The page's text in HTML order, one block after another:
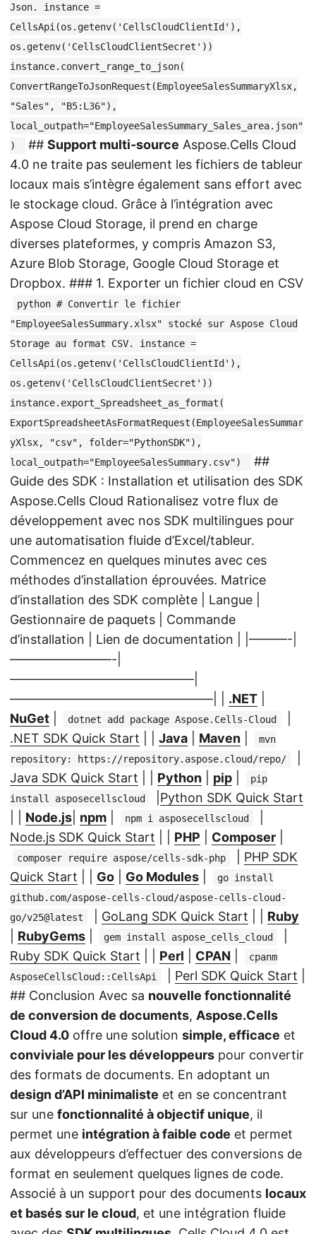
Json. instance =
CellsApi(os.getenv('CellsCloudClientId'),
os.getenv('CellsCloudClientSecret'))
instance.convert_range_to_json(
ConvertRangeToJsonRequest(EmployeeSalesSummaryXlsx,
"Sales", "B5:L36"),
local_outpath="EmployeeSalesSummary_Sales_area.json"
)
## Support multi-source Aspose.Cells Cloud
4.0 ne traite pas seulement les fichiers de tableur
locaux mais s’intègre également sans effort avec
le stockage cloud. Grâce à l’intégration avec
Aspose Cloud Storage, il prend en charge
diverses plateformes, y compris Amazon S3,
Azure Blob Storage, Google Cloud Storage et
Dropbox. ### 1. Exporter un fichier cloud en CSV
python # Convertir le fichier
"EmployeeSalesSummary.xlsx" stocké sur Aspose Cloud
Storage au format CSV. instance =
CellsApi(os.getenv('CellsCloudClientId'),
os.getenv('CellsCloudClientSecret'))
instance.export_Spreadsheet_as_format(
ExportSpreadsheetAsFormatRequest(EmployeeSalesSummar
yXlsx, "csv", folder="PythonSDK"),
local_outpath="EmployeeSalesSummary.csv")
##
Guide des SDK : Installation et utilisation des SDK
Aspose.Cells Cloud Rationalisez votre flux de
développement avec nos SDK multilingues pour
une automatisation fluide d’Excel/tableur.
Commencez en quelques minutes avec ces
méthodes d’installation éprouvées. Matrice
d’installation des SDK complète | Langue |
Gestionnaire de paquets | Commande
d’installation | Lien de documentation | |———-|
————————-|
——————————————–|
————————————————| | .NET
NuGet
dotnet add package Aspose.Cells-Cloud
.NET SDK Quick Start
Java Maven
mvn
repository: https://repository.aspose.cloud/repo/
Java SDK Quick Start
Python pip
pip
install asposecellscloud
Python SDK Quick Start
Node.js npm npm i asposecellscloud
Node.js SDK Quick Start
PHP Composer
composer require aspose/cells-sdk-php
PHP SDK
Quick Start
Go Go Modules
go install
github.com/aspose-cells-cloud/aspose-cells-cloud-
go/v25@latest
GoLang SDK Quick Start
Ruby
RubyGems gem install aspose_cells_cloud
Ruby SDK Quick Start
Perl CPAN
cpanm
AsposeCellsCloud::CellsApi
Perl SDK Quick Start
## Conclusion Avec sa nouvelle fonctionnalité
de conversion de documents, Aspose.Cells
Cloud 4.0 offre une solution simple, efficace et
conviviale pour les développeurs pour convertir
des formats de documents. En adoptant un
design d’API minimaliste et en se concentrant
sur une fonctionnalité à objectif unique, il
permet une intégration à faible code et permet
aux développeurs d’effectuer des conversions de
format en seulement quelques lignes de code.
Associé à un support pour des documents locaux
et basés sur le cloud, et une intégration fluide